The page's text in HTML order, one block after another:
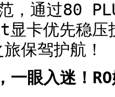
，通过80
卡优先稳压
保驾护航！
一眼入迷！